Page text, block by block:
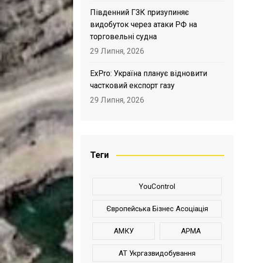
Південний ГЗК призупиняє
видобуток через атаки РФ на
торговельні судна
29 Липня, 2026
ExPro: Україна планує відновити
частковий експорт газу
29 Липня, 2026
Теги
YouControl
Європейська Бізнес Асоціація
АМКУ АРМА
АТ Укргазвидобування